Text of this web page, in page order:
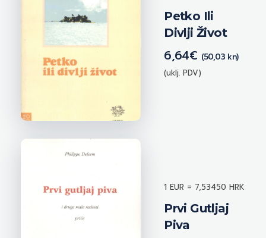
Petko Ili
Divlji Život
6,64€ (50,03 kn)
(uklj. PDV)
Prvi Gutljaj
Piva
1 EUR = 7,53450 HRK